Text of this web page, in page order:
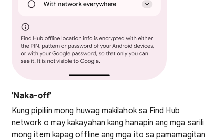
'Naka-off'
Kung pipiliin mong huwag makilahok sa Find Hub
network o may kakayahan kang hanapin ang mga sarili
mong item kapag offline ang mga ito sa pamamagitan